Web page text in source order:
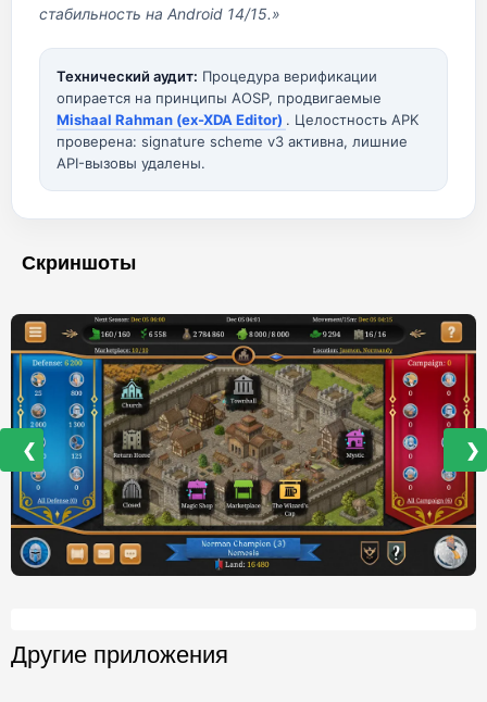
стабильность на Android 14/15.»
Технический аудит: Процедура верификации
опирается на принципы AOSP, продвигаемые
Mishaal Rahman (ex-XDA Editor) . Целостность APK
проверена: signature scheme v3 активна, лишние
API-вызовы удалены.
Скриншоты
❮ ❯
Другие приложения